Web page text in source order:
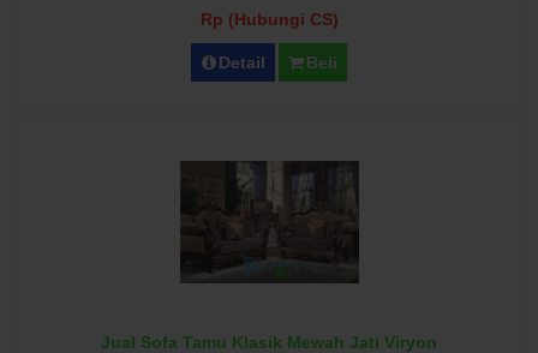
Rp (Hubungi CS)
Detail Beli
Jual Sofa Tamu Klasik Mewah Jati Viryon